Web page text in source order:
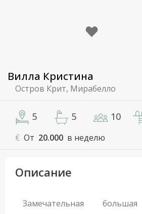
Вилла Кристина
Остров Крит, Мирабелло
5 5 10
€ От 20.000 в неделю
Описание
Замечательная